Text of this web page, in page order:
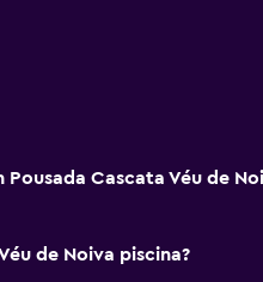
Cascata Véu de
de Noiva piscina?